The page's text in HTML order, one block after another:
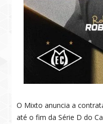
O Mixto anuncia a
até o fim da Série D do